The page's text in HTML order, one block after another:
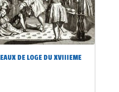
DE LOGE DU XVIIIEME